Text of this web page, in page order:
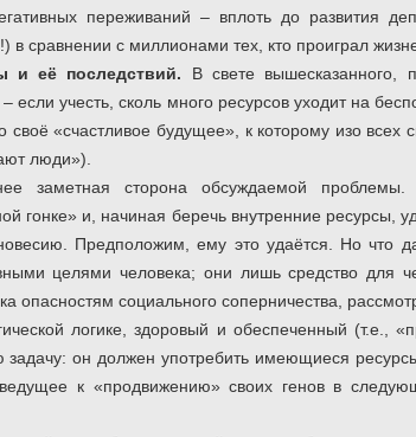
переживаний – вплоть до развития
в сравнении с миллионами тех, кто проиграл
и её последствий. В свете вышесказанного,
если учесть, сколь много ресурсов уходит на
«счастливое будущее», к которому изо
люди»).
заметная сторона обсуждаемой проблемы.
гонке» и, начиная беречь внутренние ресурсы,
Предположим, ему это удаётся. Но что
целями человека; они лишь средство для
опасностям социального соперничества,
логике, здоровый и обеспеченный (т.е.,
он должен употребить имеющиеся
ведущее к «продвижению» своих генов в